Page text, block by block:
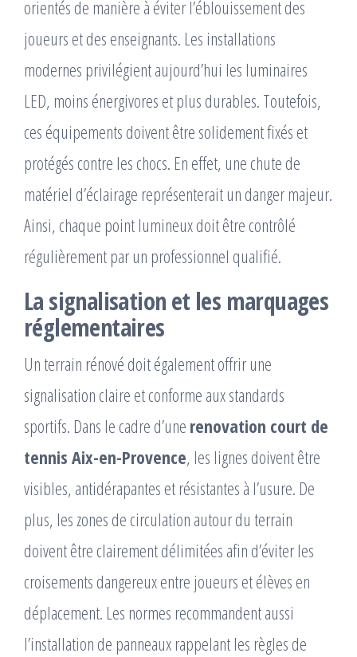
orientés de manière à éviter l’éblouissement des
joueurs et des enseignants. Les installations
modernes privilégient aujourd’hui les luminaires
LED, moins énergivores et plus durables. Toutefois,
ces équipements doivent être solidement fixés et
protégés contre les chocs. En effet, une chute de
matériel d’éclairage représenterait un danger majeur.
Ainsi, chaque point lumineux doit être contrôlé
régulièrement par un professionnel qualifié.
La signalisation et les marquages
réglementaires
Un terrain rénové doit également offrir une
signalisation claire et conforme aux standards
sportifs. Dans le cadre d’une renovation court de
tennis Aix-en-Provence, les lignes doivent être
visibles, antidérapantes et résistantes à l’usure. De
plus, les zones de circulation autour du terrain
doivent être clairement délimitées afin d’éviter les
croisements dangereux entre joueurs et élèves en
déplacement. Les normes recommandent aussi
l’installation de panneaux rappelant les règles de